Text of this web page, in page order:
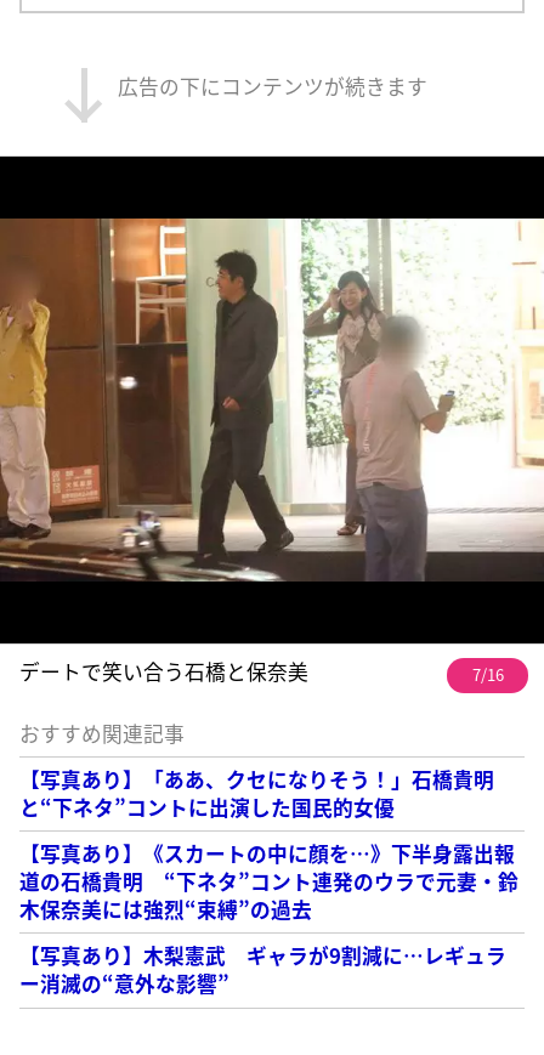
広告の下にコンテンツが続きます
デートで笑い合う石橋と保奈美 7/16
おすすめ関連記事
【写真あり】「ああ、クセになりそう！」石橋貴明
と“下ネタ”コントに出演した国民的女優
【写真あり】《スカートの中に顔を…》下半身露出報
道の石橋貴明 “下ネタ”コント連発のウラで元妻・鈴
木保奈美には強烈“束縛”の過去
【写真あり】木梨憲武 ギャラが9割減に…レギュラ
ー消滅の“意外な影響”